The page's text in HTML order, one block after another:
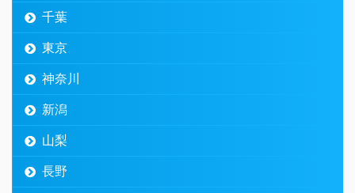
千葉
東京
神奈川
新潟
山梨
長野